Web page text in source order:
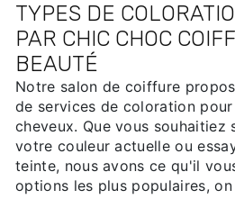
TYPES DE
PAR CHIC CHOC
BEAUTÉ
Notre salon de coiffure
de services de coloration
cheveux. Que vous souhaitiez
votre couleur actuelle ou
teinte, nous avons ce qu'il
options les plus populaires,